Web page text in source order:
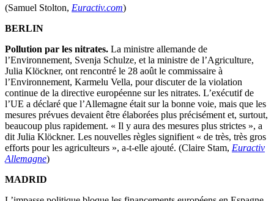
(Samuel Stolton, Euractiv.com)
BERLIN
Pollution par les nitrates. La ministre allemande de
l’Environnement, Svenja Schulze, et la ministre de l’Agriculture,
Julia Klöckner, ont rencontré le 28 août le commissaire à
l’Environnement, Karmelu Vella, pour discuter de la violation
continue de la directive européenne sur les nitrates. L’exécutif de
l’UE a déclaré que l’Allemagne était sur la bonne voie, mais que les
mesures prévues devaient être élaborées plus précisément et, surtout,
beaucoup plus rapidement. « Il y aura des mesures plus strictes », a
dit Julia Klöckner. Les nouvelles règles signifient « de très, très gros
efforts pour les agriculteurs », a-t-elle ajouté. (Claire Stam, Euractiv
Allemagne)
MADRID